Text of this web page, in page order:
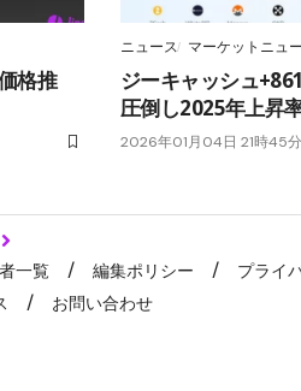
格推
ニュース マーケットニュ
ジーキャッシュ
圧倒し2025年上昇
2026年01月04日 21時45分
一覧 編集ポリシー プライ
お問い合わせ